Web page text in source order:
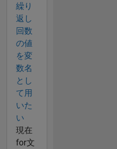
繰り
返し
回数
の値
を変
数名
とし
て用
いた
い
現在
for文